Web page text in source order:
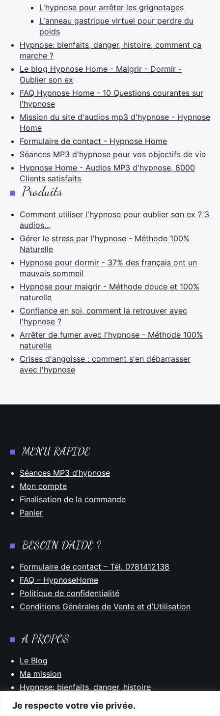
Je respecte votre vie privée.
L'hypnose pour arrêter les grignotages
L'anneau gastrique virtuel pour perdre du
poids
Hypnose: bienfaits, danger, histoire, comment ça
marche ?
Le blog Hypnose Home - Maigrir - Dormir -
Oublier son ex
FAQ Hypnose Home - 10 Questions courantes sur
l'hypnose
Mission du site d'audios mp3 d'hypnose - Hypnose
Home
Formulaire de contact - Hypnose Home
Séances MP3 d'hypnose pour vos objectifs de vie
Hypnose Home - Audios MP3 d'hypnose, 8000
Clients satisfaits
Produits
Comment utiliser l'hypnose pour oublier son ex ? 3
audios...
Gérer le stress par l'hypnose - Méthode 100%
Naturelle
Hypnose pour dormir - 37% des français ont un
mauvais sommeil
Hypnose pour maigrir - Méthode douce et 100%
naturelle
Confiance en soi, comment la retrouver avec
l'hypnose ?
Arrêter de fumer avec l'hypnose - Méthode 100%
naturelle
Crises d'angoisse : comment s'en débarrasser
avec l'hypnose
MENU RAPIDE
Séances MP3 d’hypnose
Mon compte
Finalisation de la commande
Panier
BESOIN D’AIDE ?
Formulaire de contact – Tél. 0781412138
FAQ – HypnoseHome
Politique de confidentialité
Conditions Générales de Vente et d’Utilisation
A PROPOS
Le Blog
Ma mission
Hypnose: bienfaits, danger, histoire
Mentions Légales
Plan du site